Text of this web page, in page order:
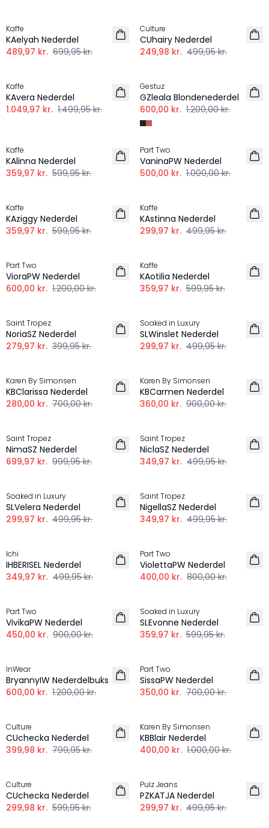
Kaffe
KAelyah Nederdel
489,97 kr. 699,95 kr.
Culture
CUhairy Nederdel
249,98 kr. 499,95 kr.
Kaffe
KAvera Nederdel
1.049,97 kr. 1.499,95 kr.
Gestuz
GZleala Blondenederdel
600,00 kr. 1.200,00 kr.
Kaffe
KAlinna Nederdel
359,97 kr. 599,95 kr.
-50%
Part Two
VaninaPW Nederdel
500,00 kr. 1.000,00 kr.
Kaffe
KAziggy Nederdel
359,97 kr. 599,95 kr.
Kaffe
KAstinna Nederdel
299,97 kr. 499,95 kr.
Part Two
VioraPW Nederdel
600,00 kr. 1.200,00 kr.
Kaffe
KAotilia Nederdel
359,97 kr. 599,95 kr.
Saint Tropez
NoriaSZ Nederdel
279,97 kr. 399,95 kr.
Soaked in Luxury
SLWinslet Nederdel
299,97 kr. 499,95 kr.
Karen By Simonsen
KBClarissa Nederdel
280,00 kr. 700,00 kr.
Karen By Simonsen
KBCarmen Nederdel
360,00 kr. 900,00 kr.
Saint Tropez
NimaSZ Nederdel
699,97 kr. 999,95 kr.
Saint Tropez
NiclaSZ Nederdel
349,97 kr. 499,95 kr.
Soaked in Luxury
SLVelera Nederdel
299,97 kr. 499,95 kr.
Saint Tropez
NigellaSZ Nederdel
349,97 kr. 499,95 kr.
Ichi
IHBERISEL Nederdel
349,97 kr. 499,95 kr.
Part Two
ViolettaPW Nederdel
400,00 kr. 800,00 kr.
Part Two
VivikaPW Nederdel
450,00 kr. 900,00 kr.
Soaked in Luxury
SLEvonne Nederdel
359,97 kr. 599,95 kr.
InWear
BryannyIW Nederdelbuks
600,00 kr. 1.200,00 kr.
Part Two
SissaPW Nederdel
350,00 kr. 700,00 kr.
Culture
CUchecka Nederdel
399,98 kr. 799,95 kr.
Karen By Simonsen
KBBlair Nederdel
400,00 kr. 1.000,00 kr.
Culture
CUchecka Nederdel
299,98 kr. 599,95 kr.
Pulz Jeans
PZKATJA Nederdel
299,97 kr. 499,95 kr.